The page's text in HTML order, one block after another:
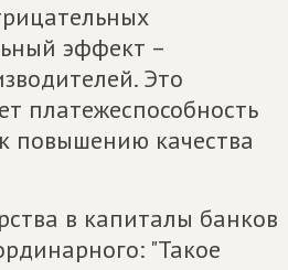
эффект –
Это
платежеспособность
повышению качества
в капиталы банков
"Такое